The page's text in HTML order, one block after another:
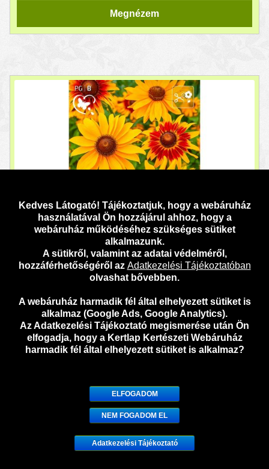
Megnézem
Kúpvirág színkeverék vetőmag
Ft
Kosárba vele!
Kedves Látogató! Tájékoztatjuk, hogy a webáruház
használatával Ön hozzájárul ahhoz, hogy a
webáruház működéséhez szükséges sütiket
alkalmazunk.
A sütikről, valamint az adatai védelméről,
hozzáférhetőségéről az Adatkezelési Tájékoztatóban
olvashat bővebben.
A webáruház harmadik fél által elhelyezett sütiket is
alkalmaz (Google Ads, Google Analytics).
Az Adatkezelési Tájékoztató megismerése után Ön
elfogadja, hogy a Kertlap Kertészeti Webáruház
harmadik fél által elhelyezett sütiket is alkalmaz?
ELFOGADOM
NEM FOGADOM EL
Adatkezelési Tájékoztató